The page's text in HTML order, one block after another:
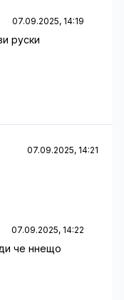
07.09.2025, 14:19
руски
07.09.2025, 14:21
07.09.2025, 14:22
че ннещо